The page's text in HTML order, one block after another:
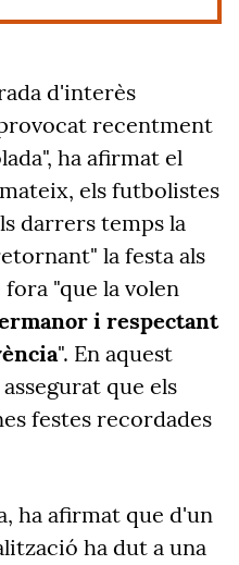
d'interès
recentment
ha afirmat el
els futbolistes
darrers temps la
la festa als
"que la volen
i respectant
". En aquest
que els
festes recordades
ha afirmat que d'un
ha dut a una